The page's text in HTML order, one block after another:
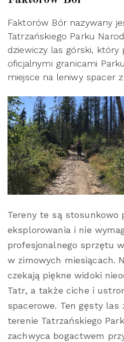
Faktorów Bór nazywany
Tatrzańskiego Parku
dziewiczy las górski, który
oficjalnymi granicami
miejsce na leniwy spacer
Tereny te są stosunkowo
eksplorowania i nie
profesjonalnego sprzętu
w zimowych miesiącach.
czekają piękne widoki
Tatr, a także ciche i
spacerowe. Ten gęsty las
terenie Tatrzańskiego
zachwyca bogactwem